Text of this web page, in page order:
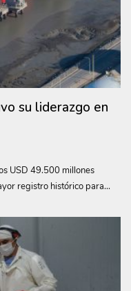
su liderazgo en
USD 49.500 millones
registro histórico para...